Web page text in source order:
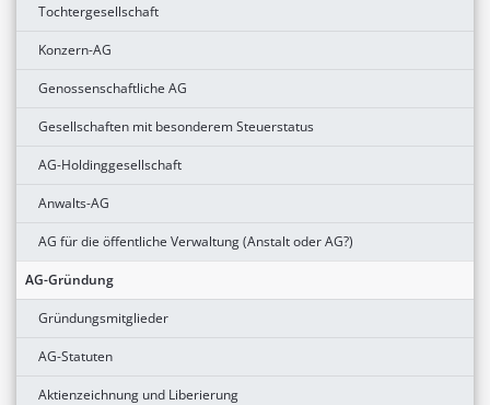
Tochtergesellschaft
Konzern-AG
Genossenschaftliche AG
Gesellschaften mit besonderem Steuerstatus
AG-Holdinggesellschaft
Anwalts-AG
AG für die öffentliche Verwaltung (Anstalt oder AG?)
AG-Gründung
Gründungsmitglieder
AG-Statuten
Aktienzeichnung und Liberierung